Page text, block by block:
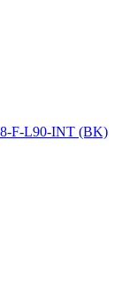
F-L90-INT (BK)